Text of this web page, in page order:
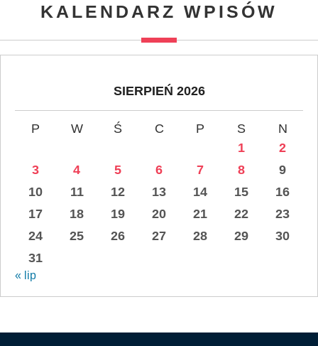
KALENDARZ WPISÓW
SIERPIEŃ 2026
P W Ś C P S
N
1
2
3
4 5 6 7 8
9
10
11 12 13 14 15
16
17
18 19 20 21 22
23
24
25 26 27 28 29
30
31
« lip